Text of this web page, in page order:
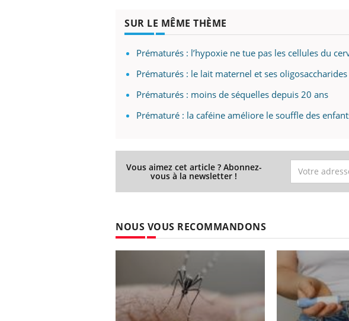
SUR LE MÊME THÈME
Prématurés : l’hypoxie ne tue pas les cellules du
Prématurés : le lait maternel et ses
Prématurés : moins de séquelles depuis 20 ans
Prématuré : la caféine améliore le souffle des
Vous aimez cet article ? Abonnez-
vous à la newsletter !
NOUS VOUS RECOMMANDONS
Eczéma Chronique des Mains :
expliquer ma maladieYoutube
Il y a des sujets qui sont faciles à aborder...
questions sur la maladie d'un proche c'est
Youtube
Carence en fer :
prévenirYoutube
Fatigue, irritabilité,
même alopécie… Les
carence en fer sont